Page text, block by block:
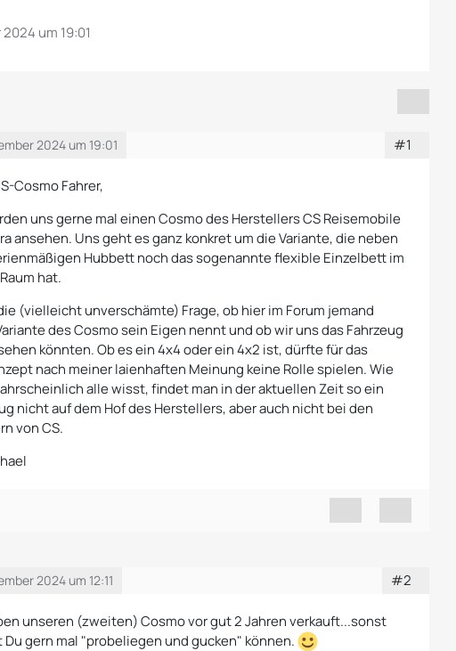
um 19:01
2024 um 19:01 #1
Cosmo Fahrer,
uns gerne mal einen Cosmo des Herstellers CS Reisemobile
ansehen. Uns geht es ganz konkret um die Variante, die neben
Hubbett noch das sogenannte flexible Einzelbett im
hat.
(vielleicht unverschämte) Frage, ob hier im Forum jemand
des Cosmo sein Eigen nennt und ob wir uns das Fahrzeug
könnten. Ob es ein 4x4 oder ein 4x2 ist, dürfte für das
nach meiner laienhaften Meinung keine Rolle spielen. Wie
alle wisst, findet man in der aktuellen Zeit so ein
nicht auf dem Hof des Herstellers, aber auch nicht bei den
von CS.
2024 um 12:11 #2
unseren (zweiten) Cosmo vor gut 2 Jahren verkauft...sonst
Du gern mal "probeliegen und gucken" können.